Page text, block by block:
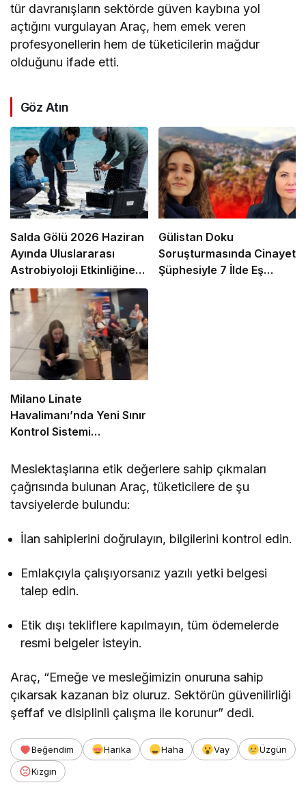
tür davranışların sektörde güven kaybına yol
açtığını vurgulayan Araç, hem emek veren
profesyonellerin hem de tüketicilerin mağdur
olduğunu ifade etti.
Göz Atın
Salda Gölü 2026 Haziran
Ayında Uluslararası
Astrobiyoloji Etkinliğine
Ev Sahipliği Yapacak
Gülistan Doku
Soruşturmasında Cinayet
Şüphesiyle 7 İlde Eş
Milano Linate
Havalimanı’nda Yeni Sınır
Kontrol Sistemi
Meslektaşlarına etik değerlere sahip çıkmaları
çağrısında bulunan Araç, tüketicilere de şu
tavsiyelerde bulundu:
İlan sahiplerini doğrulayın, bilgilerini kontrol edin.
Emlakçıyla çalışıyorsanız yazılı yetki belgesi
talep edin.
Etik dışı tekliflere kapılmayın, tüm ödemelerde
resmi belgeler isteyin.
Araç, “Emeğe ve mesleğimizin onuruna sahip
çıkarsak kazanan biz oluruz. Sektörün güvenilirliği
şeffaf ve disiplinli çalışma ile korunur” dedi.
Beğendim Harika Haha Vay
Üzgün
Kızgın